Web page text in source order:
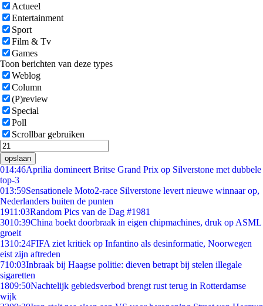
Actueel
Entertainment
Sport
Film & Tv
Games
Toon berichten van deze types
Weblog
Column
(P)review
Special
Poll
Scrollbar gebruiken
opslaan
014:46Aprilia domineert Britse Grand Prix op Silverstone met dubbele
top-3
013:59Sensationele Moto2-race Silverstone levert nieuwe winnaar op,
Nederlanders buiten de punten
1911:03Random Pics van de Dag #1981
3010:39China boekt doorbraak in eigen chipmachines, druk op ASML
groeit
1310:24FIFA ziet kritiek op Infantino als desinformatie, Noorwegen
eist zijn aftreden
710:03Inbraak bij Haagse politie: dieven betrapt bij stelen illegale
sigaretten
1809:50Nachtelijk gebiedsverbod brengt rust terug in Rotterdamse
wijk